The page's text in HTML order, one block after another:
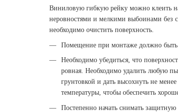
Виниловую гибкую рейку можно клеить
неровностями и мелкими выбоинами без
необходимо очистить поверхность.
Помещение при монтаже должно быть
Необходимо убедиться, что
ровная. Необходимо удалить любую
грунтовкой и дать высохнуть не
температуры, чтобы обеспечить
Постепенно начать снимать